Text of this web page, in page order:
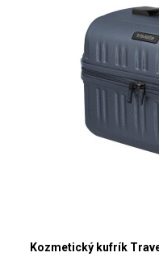
Kozmetický kufrík